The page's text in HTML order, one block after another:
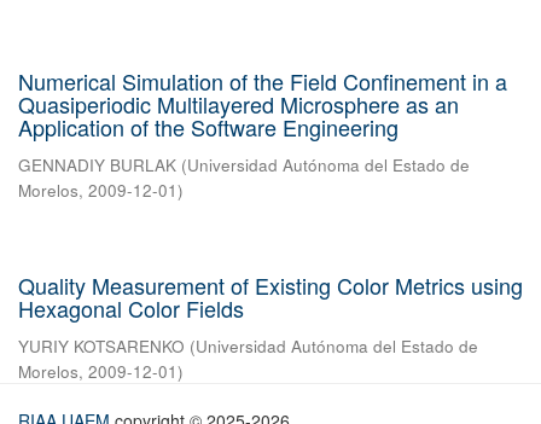
Numerical Simulation of the Field Confinement in a
Quasiperiodic Multilayered Microsphere as an
Application of the Software Engineering
GENNADIY BURLAK (Universidad Autónoma del Estado de
Morelos, 2009-12-01)
Quality Measurement of Existing Color Metrics using
Hexagonal Color Fields
YURIY KOTSARENKO (Universidad Autónoma del Estado de
Morelos, 2009-12-01)